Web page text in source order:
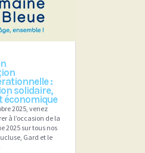
:
solidaire,
économique
2025, venez
à l’occasion de la
2025 sur tous nos
Gard et le